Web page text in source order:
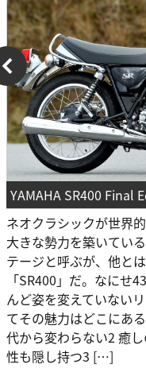
YAMAHA SR400 Final
ネオクラシックが世界
大きな勢力を築いてい
テージと呼ぶが、他と
「SR400」だ。なにせ
んど姿を変えていない
てその魅力はどこにあ
代から変わらない2 癒
性も隠し持つ3 […]